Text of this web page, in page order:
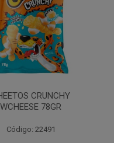
CRUNCHY
WCHEESE 78GR
Código: 22491